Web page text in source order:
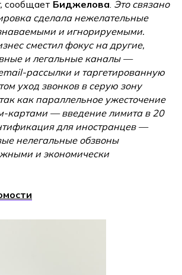
сообщает Биджелова. Это связано
сделала нежелательные
и игнорируемыми.
сместил фокус на другие,
и легальные каналы —
рассылки и таргетированную
уход звонков в серую зону
как параллельное ужесточение
картами — введение лимита в 20
для иностранцев —
нелегальные обзвоны
и экономически